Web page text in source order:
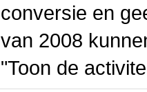
conversie en
van 2008
"Toon de